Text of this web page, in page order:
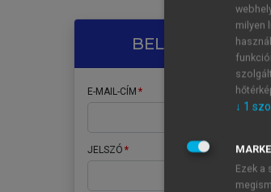
BELÉPÉS SAJÁT
E-MAIL-CÍM
JELSZÓ
milyen
↓ 1
Ezek a